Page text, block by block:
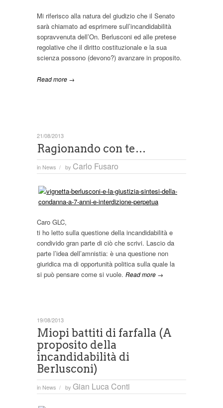
Mi riferisco alla natura del giudizio che il Senato
sarà chiamato ad esprimere sull’incandidabilità
sopravvenuta dell’On. Berlusconi ed alle pretese
regolative che il diritto costituzionale e la sua
scienza possono (devono?) avanzare in proposito.
Read more →
Ragionando con te…
in News / by Carlo Fusaro
21/08/2013
Caro GLC,
ti ho letto sulla questione della incandidabilità e
condivido gran parte di ciò che scrivi. Lascio da
parte l’idea dell’amnistia: è una questione non
giuridica ma di opportunità politica sulla quale la
si può pensare come si vuole. Read more →
Miopi battiti di farfalla (A
proposito della
incandidabilità di
Berlusconi)
in News / by Gian Luca Conti
19/08/2013